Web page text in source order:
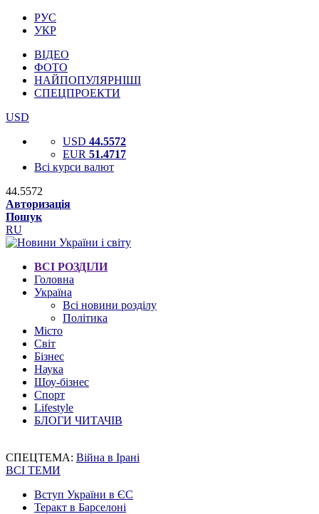
РУС
УКР
ВІДЕО
ФОТО
НАЙПОПУЛЯРНІШІ
СПЕЦПРОЕКТИ
USD
USD 44.5572
EUR 51.4717
Всі курси валют
44.5572
Авторизація
Пошук
RU
ВСІ РОЗДІЛИ
Головна
Україна
Всі новини розділу
Політика
Місто
Світ
Бізнес
Наука
Шоу-бізнес
Спорт
Lifestyle
БЛОГИ ЧИТАЧІВ
СПЕЦТЕМА: Війна в Ірані
ВСІ ТЕМИ
Вступ України в ЄС
Теракт в Барселоні